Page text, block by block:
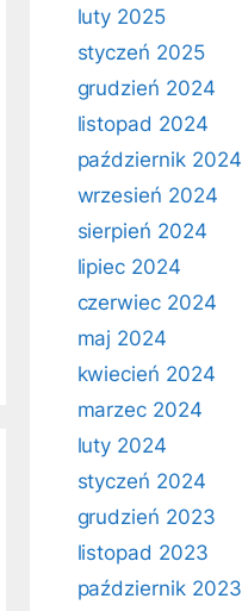
luty 2025
styczeń 2025
grudzień 2024
listopad 2024
październik 2024
wrzesień 2024
sierpień 2024
lipiec 2024
czerwiec 2024
maj 2024
kwiecień 2024
marzec 2024
luty 2024
styczeń 2024
grudzień 2023
listopad 2023
październik 2023